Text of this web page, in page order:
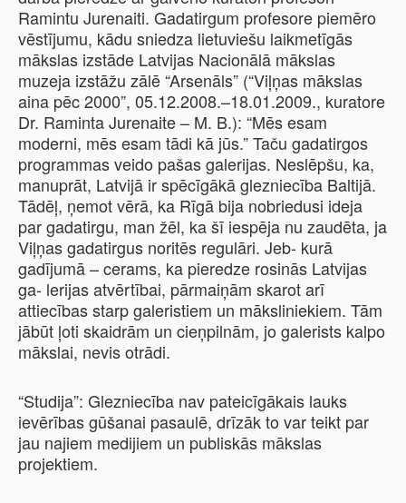
Ramintu Jurenaiti. Gadatirgum profesore piemēro
vēstījumu, kādu sniedza lietuviešu laikmetīgās
mākslas izstāde Latvijas Nacionālā mākslas
muzeja izstāžu zālē “Arsenāls” (“Viļņas mākslas
aina pēc 2000”, 05.12.2008.–18.01.2009., kuratore
Dr. Raminta Jurenaite – M. B.): “Mēs esam
moderni, mēs esam tādi kā jūs.” Taču gadatirgos
programmas veido pašas galerijas. Neslēpšu, ka,
manuprāt, Latvijā ir spēcīgākā glezniecība Baltijā.
Tādēļ, ņemot vērā, ka Rīgā bija nobriedusi ideja
par gadatirgu, man žēl, ka šī iespēja nu zaudēta, ja
Viļņas gadatirgus noritēs regulāri. Jeb- kurā
gadījumā – cerams, ka pieredze rosinās Latvijas
ga- lerijas atvērtībai, pārmaiņām skarot arī
attiecības starp galeristiem un māksliniekiem. Tām
jābūt ļoti skaidrām un cieņpilnām, jo galerists kalpo
mākslai, nevis otrādi.
“Studija”: Glezniecība nav pateicīgākais lauks
ievērības gūšanai pasaulē, drīzāk to var teikt par
jau­ najiem medijiem un publiskās mākslas
projektiem.